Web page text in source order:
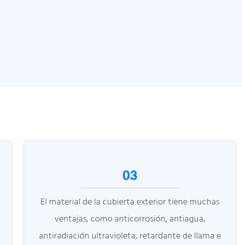
03
El material de la cubierta exterior tiene muchas
ventajas, como anticorrosión, antiagua,
antiradiación ultravioleta, retardante de llama e